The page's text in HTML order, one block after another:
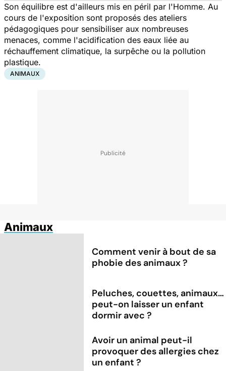
Son équilibre est d'ailleurs mis en péril par l'Homme. Au
cours de l'exposition sont proposés des ateliers
pédagogiques pour sensibiliser aux nombreuses
menaces, comme l'acidification des eaux liée au
réchauffement climatique, la surpêche ou la pollution
plastique.
ANIMAUX
Animaux
Comment venir à bout de sa
phobie des animaux ?
Peluches, couettes, animaux…
peut-on laisser un enfant
dormir avec ?
Avoir un animal peut-il
provoquer des allergies chez
un enfant ?